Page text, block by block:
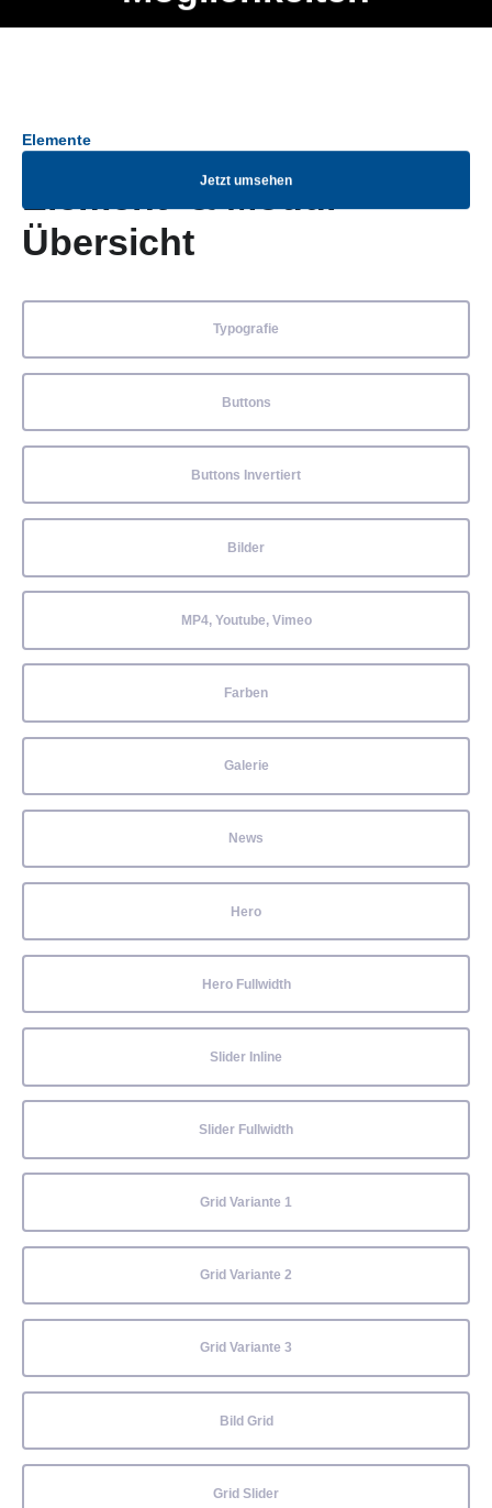
Jetzt umsehen
Elemente
Element- & Modul-
Übersicht
Typografie
Buttons
Buttons Invertiert
Bilder
MP4, Youtube, Vimeo
Farben
Galerie
News
Hero
Hero Fullwidth
Slider Inline
Slider Fullwidth
Grid Variante 1
Grid Variante 2
Grid Variante 3
Bild Grid
Grid Slider